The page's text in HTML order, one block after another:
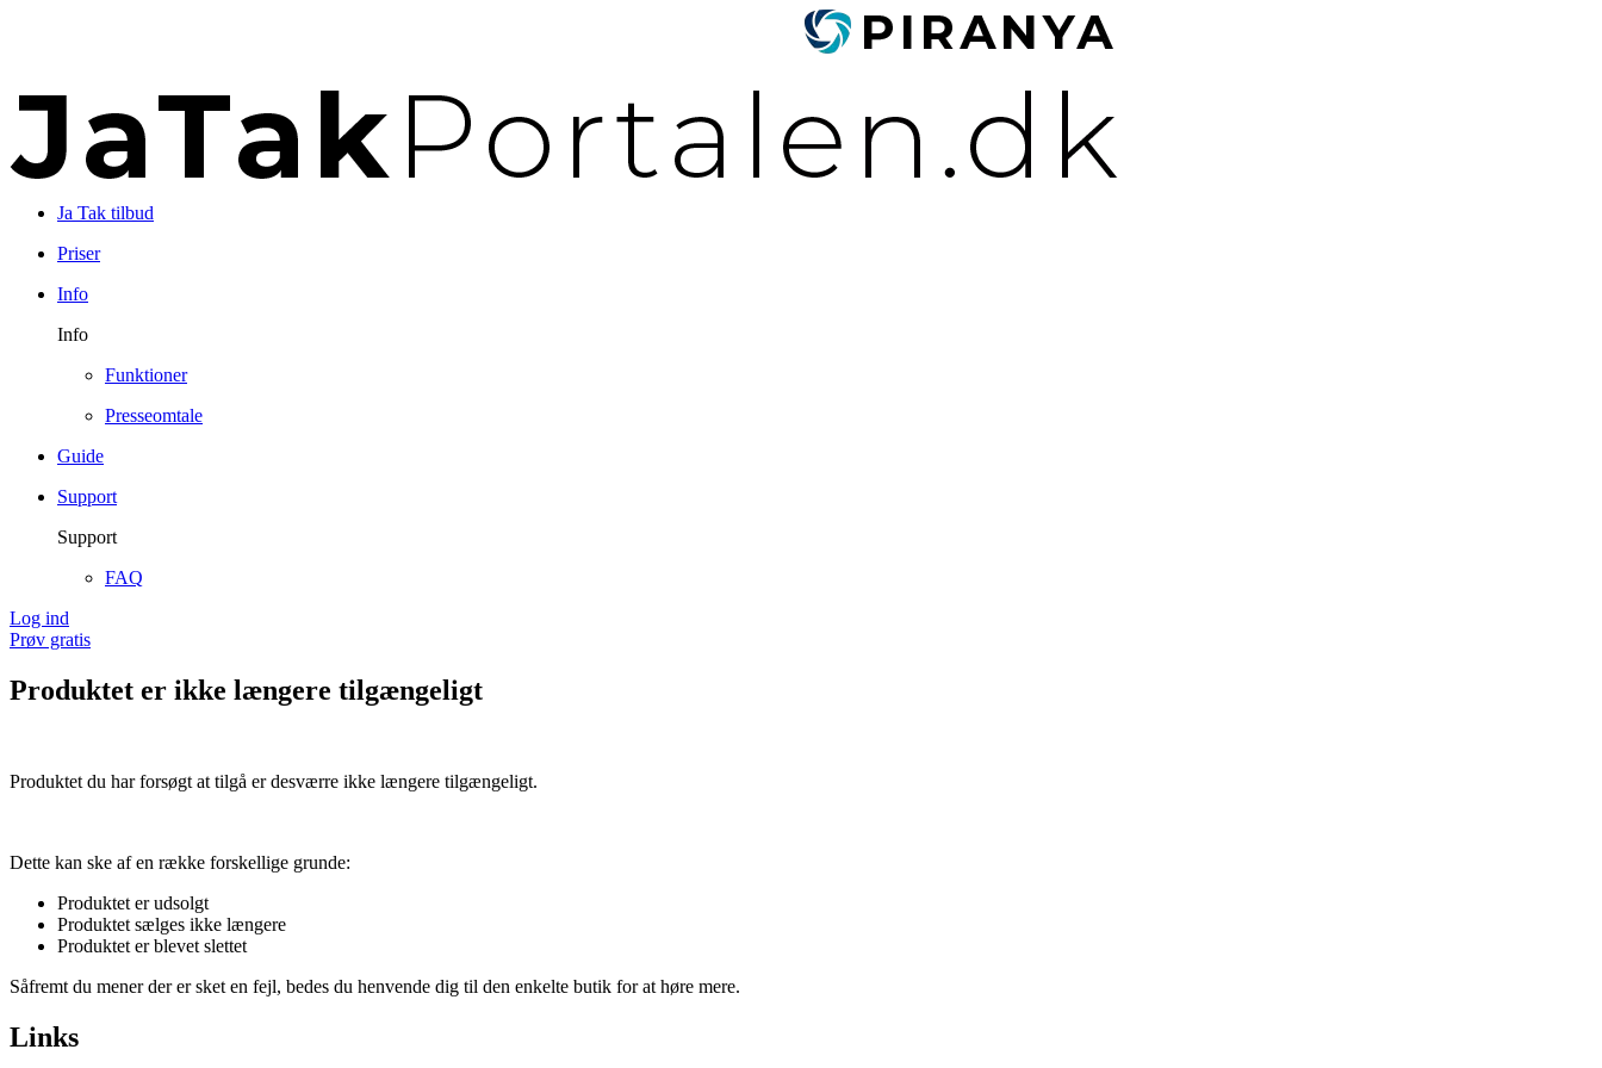
Ja Tak tilbud
Priser
Info
Info
Funktioner
Presseomtale
Guide
Support
Support
FAQ
Log ind
Prøv gratis
Produktet er ikke længere tilgængeligt
Produktet du har forsøgt at tilgå er desværre ikke længere tilgængeligt.
Dette kan ske af en række forskellige grunde:
Produktet er udsolgt
Produktet sælges ikke længere
Produktet er blevet slettet
Såfremt du mener der er sket en fejl, bedes du henvende dig til den enkelte butik for at høre mere.
Links